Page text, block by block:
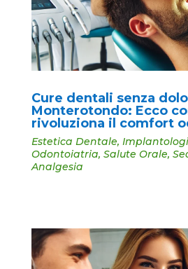
Cure dentali senza
Monterotondo: Ecco
rivoluziona il comfort
Estetica Dentale,
Odontoiatria, Salute Orale,
Analgesia